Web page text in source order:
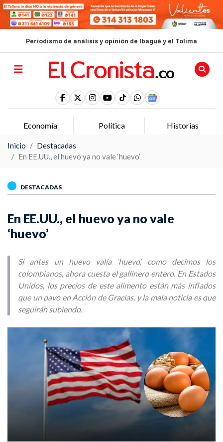
Periodismo de análisis y opinión de Ibagué y el Tolima
Economía Política Historias
Inicio
Destacadas
En EE.UU., el huevo ya no vale ‘huevo’
DESTACADAS
En EE.UU., el huevo ya no vale
‘huevo’
Si antes un huevo valía ‘huevo’, como decimos los
colombianos, ahora cuesta el gallinero entero. En Estados
Unidos, los precios de este alimento están más inflados
que un pavo en Acción de Gracias, y la mala noticia es que
seguirán subiendo.